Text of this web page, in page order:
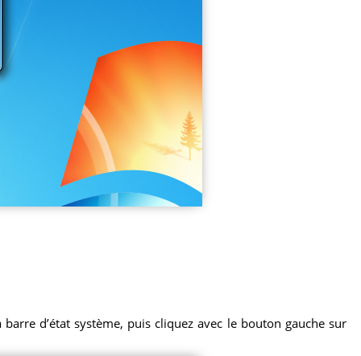
d’état système, puis cliquez avec le bouton gauche sur